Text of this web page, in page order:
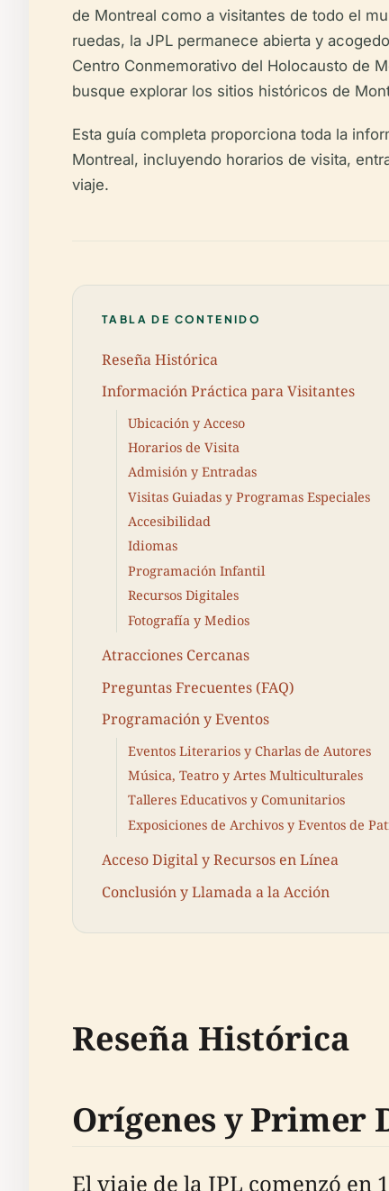
de Montreal como a visitantes de todo el
ruedas, la JPL permanece abierta y
Centro Conmemorativo del Holocausto de
busque explorar los sitios históricos de
Esta guía completa proporciona toda la
Montreal, incluyendo horarios de visita,
viaje.
TABLA DE CONTENIDO
Reseña Histórica
Información Práctica para Visitantes
Ubicación y Acceso
Horarios de Visita
Admisión y Entradas
Visitas Guiadas y Programas Especiales
Accesibilidad
Idiomas
Programación Infantil
Recursos Digitales
Fotografía y Medios
Atracciones Cercanas
Preguntas Frecuentes (FAQ)
Programación y Eventos
Eventos Literarios y Charlas de Autores
Música, Teatro y Artes Multiculturales
Talleres Educativos y Comunitarios
Exposiciones de Archivos y Eventos de
Acceso Digital y Recursos en Línea
Conclusión y Llamada a la Acción
Reseña Histórica
Orígenes y Primer
El viaje de la JPL comenzó